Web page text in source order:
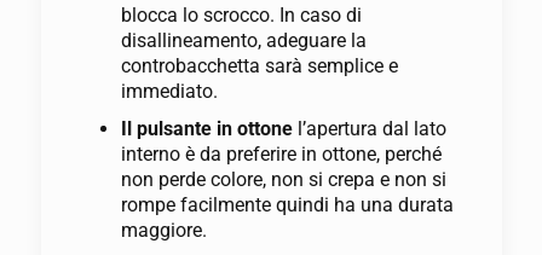
blocca lo scrocco. In caso di
disallineamento, adeguare la
controbacchetta sarà semplice e
immediato.
Il pulsante in ottonel’apertura dal lato
interno è da preferire in ottone, perché
non perde colore, non si crepa e non si
rompe facilmente quindi ha una durata
maggiore.